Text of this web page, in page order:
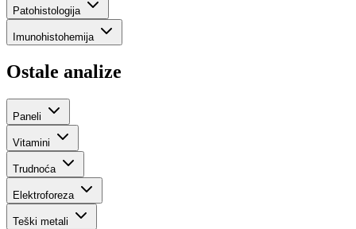
Patohistologija
Imunohistohemija
Ostale analize
Paneli
Vitamini
Trudnoća
Elektroforeza
Teški metali